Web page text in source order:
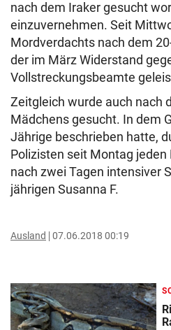
nach dem Iraker gesucht
einzuvernehmen. Seit
Mordverdachts nach dem
der im März Widerstand
Vollstreckungsbeamte
Zeitgleich wurde auch nach
Mädchens gesucht. In dem
Jährige beschrieben hatte,
Polizisten seit Montag jeden
nach zwei Tagen intensiver
jährigen Susanna F.
Ausland 07.06.2018 00:19